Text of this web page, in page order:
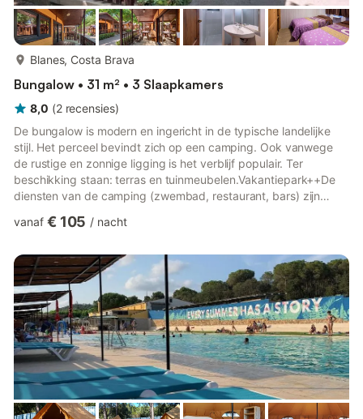
Blanes, Costa Brava
Bungalow • 31 m² • 3 Slaapkamers
8,0 (2 recensies)
De bungalow is modern en ingericht in de typische landelijke
stijl. Het perceel bevindt zich op een camping. Ook vanwege
de rustige en zonnige ligging is het verblijf populair. Ter
beschikking staan: terras en tuinmeubelen.Vakantiepark++De
diensten van de camping (zwembad, restaurant, bars) zijn
bungalow bevindt zich op een camping, op een tuinperceel.
Internettoegang (WLAN). Televisieontvangst via satelliet.
ZwembadAlle zwembaden staan ​​u ter gemeenschappelijk
gebruik ter beschik...
vanaf € 105 / nacht